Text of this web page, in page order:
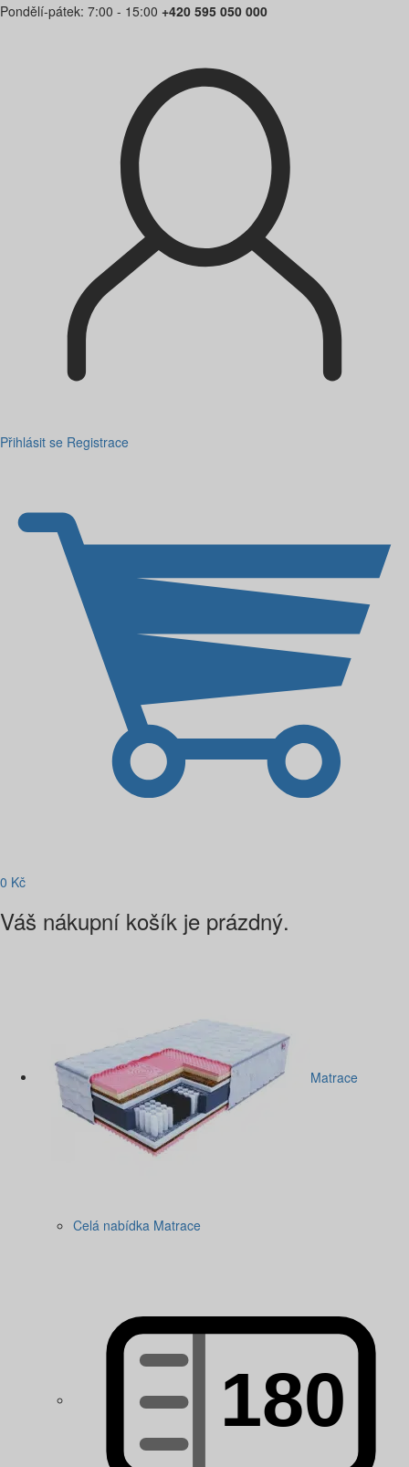
Pondělí-pátek: 7:00 - 15:00 +420 595 050 000
Přihlásit se Registrace
0 Kč
Váš nákupní košík je prázdný.
Matrace
Celá nabídka Matrace